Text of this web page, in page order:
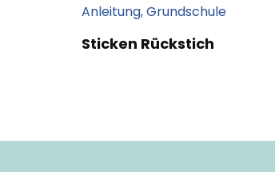
Sticken Rückstich